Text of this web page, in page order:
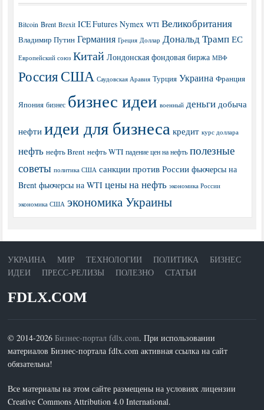
Bitcoin Brent Brexit ICE Futures Nymex WTI Великобритания
Владимир Путин Германия Греция Доллар Дональд Трамп ЕС
Европейский союз Китай Лондонская фондовая биржа МВФ
РоссияСША Саудовская Аравия Турция Украина Франция
Япония бизнес бизнес идеи военный деньги добыча
нефти идеи для бизнеса кредит курс доллара
нефть нефть Brent нефть WTI падение цен на нефть полезные
советы политика США санкции против России фьючерсы на
Brent фьючерсы на WTI цены на нефть экономика России
экономика США экономика Украины
УКРАИНА МИР ТЕХНОЛОГИИ ПОЛИТИКА
БИЗНЕС
ИДЕИ
ПРЕСС-РЕЛИЗЫ ПОЛЕЗНО СТАТЬИ
FDLX.COM
© 2014-2026 Бизнес-портал fdlx.com. При использовании
материалов Бизнес-портала fdlx.com активная ссылка на сайт
обязательна!
Все материалы на этом сайте размещены на условиях лицензии
Creative Commons Attribution 4.0 International.